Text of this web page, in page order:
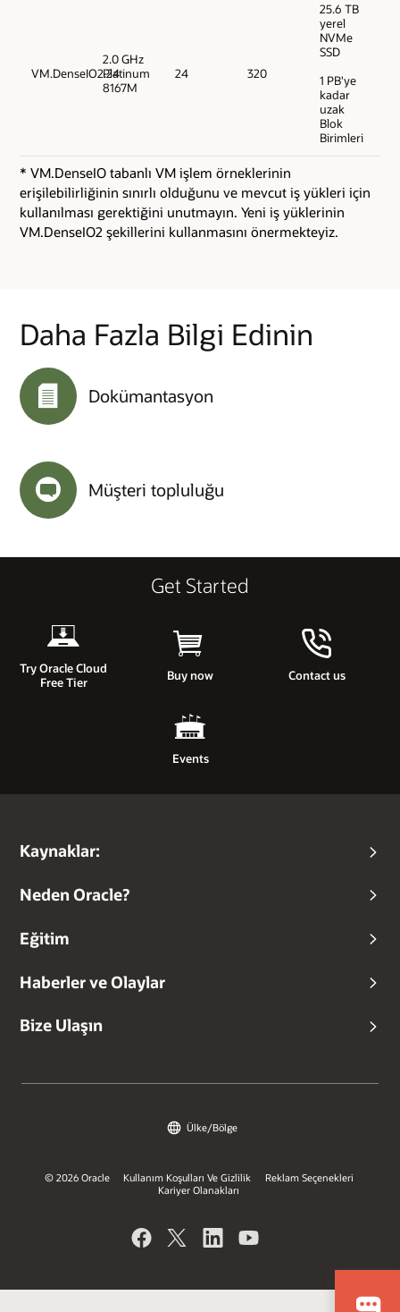
VM.DenseIO2.24
2.0 GHz
Platinum
8167M
24 320
25.6 TB
yerel
NVMe
SSD
1 PB'ye
kadar
uzak
Blok
Birimleri
* VM.DenseIO tabanlı VM işlem örneklerinin
erişilebilirliğinin sınırlı olduğunu ve mevcut iş yükleri için
kullanılması gerektiğini unutmayın. Yeni iş yüklerinin
VM.DenseIO2 şekillerini kullanmasını önermekteyiz.
Daha Fazla Bilgi Edinin
Dokümantasyon
Müşteri topluluğu
Get Started
Try Oracle Cloud
Free Tier
Buy now Contact us
Events
Kaynaklar:
Neden Oracle?
Eğitim
Haberler ve Olaylar
Bize Ulaşın
Ülke/Bölge
© 2026 Oracle Kullanım Koşulları Ve Gizlilik
Reklam Seçenekleri
Kariyer Olanakları